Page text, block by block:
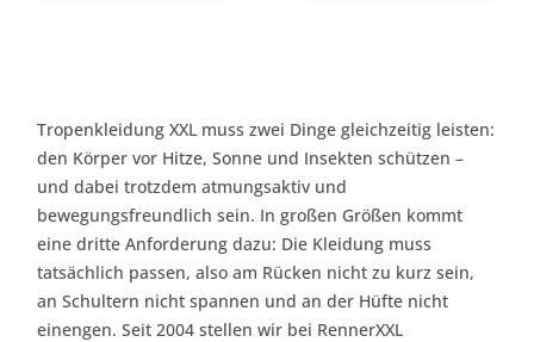
Tropenkleidung XXL muss zwei Dinge gleichzeitig leisten:
den Körper vor Hitze, Sonne und Insekten schützen –
und dabei trotzdem atmungsaktiv und
bewegungsfreundlich sein. In großen Größen kommt
eine dritte Anforderung dazu: Die Kleidung muss
tatsächlich passen, also am Rücken nicht zu kurz sein,
an Schultern nicht spannen und an der Hüfte nicht
einengen. Seit 2004 stellen wir bei RennerXXL